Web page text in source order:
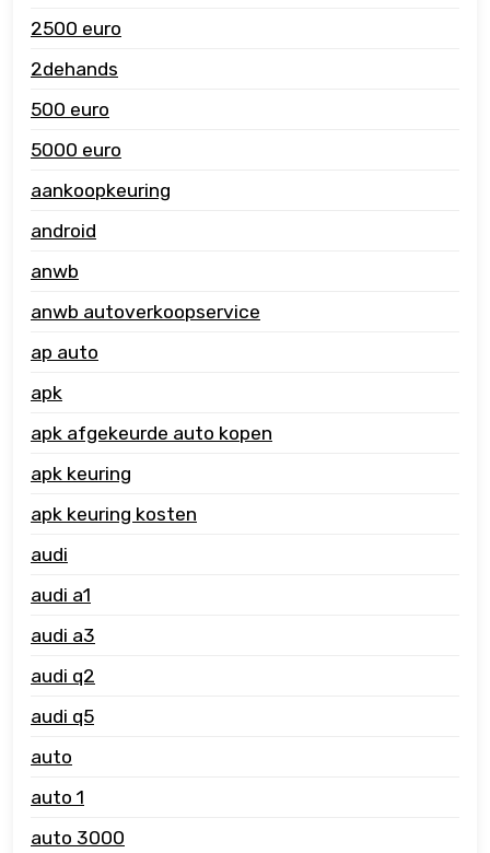
2500 euro
2dehands
500 euro
5000 euro
aankoopkeuring
android
anwb
anwb autoverkoopservice
ap auto
apk
apk afgekeurde auto kopen
apk keuring
apk keuring kosten
audi
audi a1
audi a3
audi q2
audi q5
auto
auto 1
auto 3000